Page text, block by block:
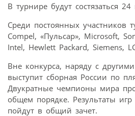
В турнире будут состязаться
Среди постоянных участников
Compel, «Пульсар», Microsoft,
Intel, Hewlett Packard, Siemens,
Вне конкурса, наряду с
выступит сборная России по
Двукратные чемпионы мира
общем порядке. Результаты
пойдут в общий зачет.